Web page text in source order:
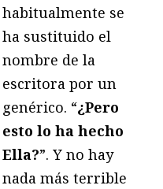
habitualmente se
ha sustituido el
nombre de la
escritora por un
genérico. “¿Pero
esto lo ha hecho
Ella?”. Y no hay
nada más terrible